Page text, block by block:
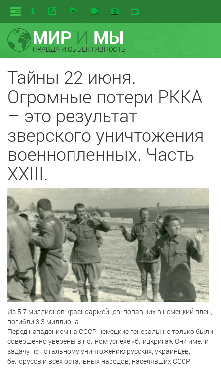
МИРИ МЫ
ПРАВДА И ОБЪЕКТИВНОСТЬ
Тайны 22 июня.
Огромные потери РККА
– это результат
зверского уничтожения
военнопленных. Часть
XXIII.
Из 5,7 миллионов красноармейцев, попавших в немецкий плен,
погибли 3,3 миллиона.
Перед нападением на СССР немецкие генералы не только были
совершенно уверены в полном успехе «блицкрига». Они имели
задачу по тотальному уничтожению русских, украинцев,
белорусов и всех остальных народов, населявших СССР.